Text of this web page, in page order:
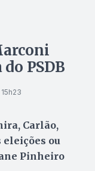
PSDB
Carlão,
ou
Pinheiro